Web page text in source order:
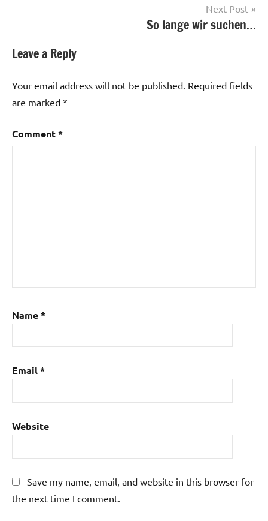
Next Post
So lange wir suchen…
Leave a Reply
Your email address will not be published. Required fields
are marked *
Comment*
Name*
Email*
Website
Save my name, email, and website in this browser for
the next time I comment.